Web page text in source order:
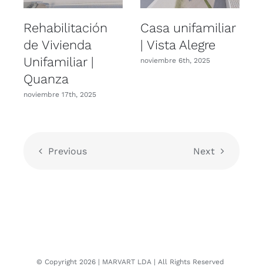
Rehabilitación
de Vivienda
Unifamiliar |
Quanza
noviembre 17th, 2025
Casa unifamiliar
| Vista Alegre
noviembre 6th, 2025
Previous Next
© Copyright 2026 | MARVART LDA | All Rights Reserved